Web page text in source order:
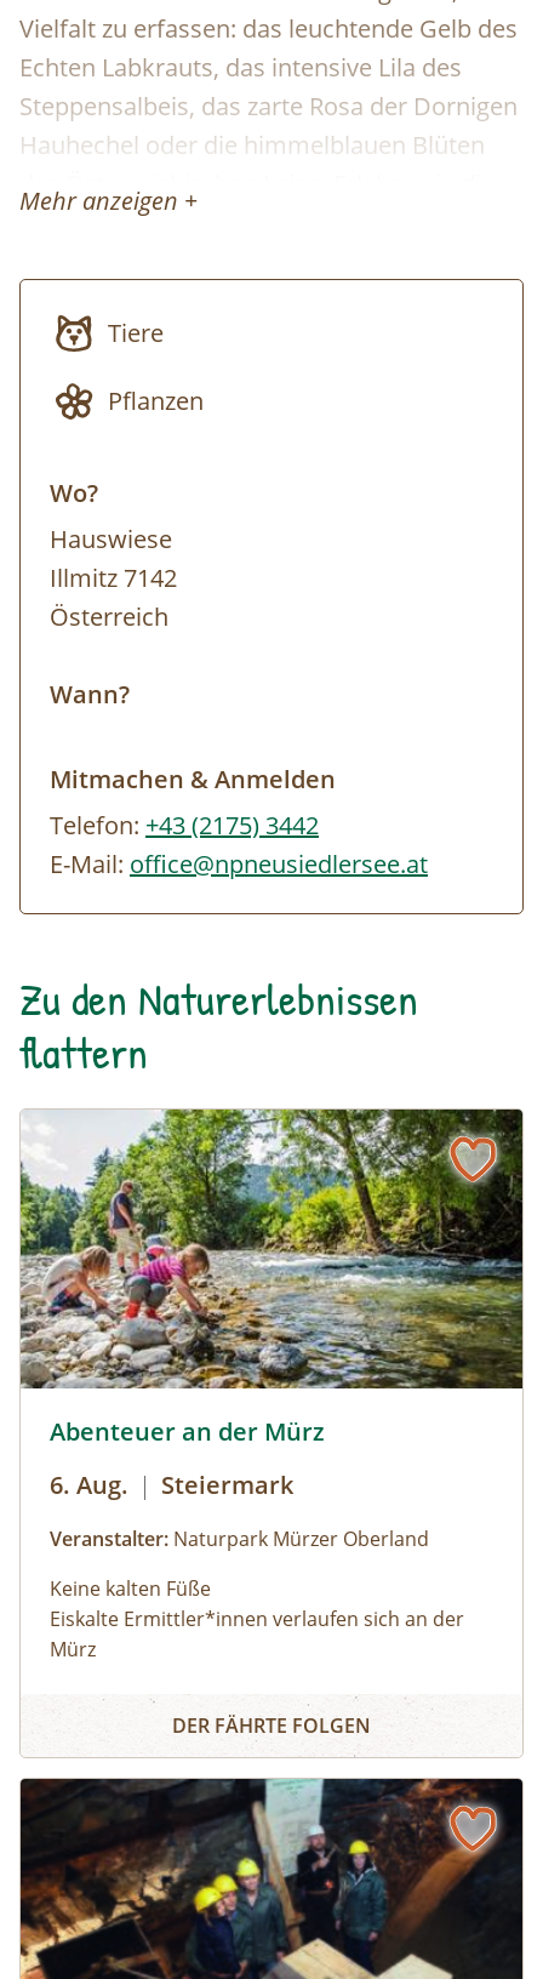
Vielfalt zu erfassen: das leuchtende Gelb des
Echten Labkrauts, das intensive Lila des
Steppensalbeis, das zarte Rosa der Dornigen
Hauhechel oder die himmelblauen Blüten
des Österreichischen Leins. Erlebe, wie die
Steppenlandschaft sich in ein faszinierendes
Treffpunkt der Tour ist beim
Nationalparkzentrum. Von hier aus können
entsprechende Exkursionspunkte mit dem
zwingend erforderlich), die Exkursion findet
grundsätzlich aber zu Fuß statt. Ausrüstung:
Festes Schuhwerk, dem Wetter angepasste
Kleidung (Sonnen-, Regen- und/oder
spätestens 16 Uhr des Vortages. Die Tour
uns das Recht vor, den Inhalt der Tour
Wetterbedingungen anzupassen.
Mehr anzeigen +
Tiere
Pflanzen
Wo?
Hauswiese
Illmitz 7142
Österreich
Wann?
Mitmachen & Anmelden
Telefon: +43 (2175) 3442
E-Mail: office@npneusiedlersee.at
Zu den Naturerlebnissen
flattern
Abenteuer an der Mürz
6. Aug. | Steiermark
Veranstalter: Naturpark Mürzer Oberland
Keine kalten Füße
Eiskalte Ermittler*innen verlaufen sich an der
Mürz
Weitere Termine
: nach Vereinbarung
Wir erleben die Urkraft des Wassers bei einer
erforschen Kleinlebewesen im Bach. Von der
Eintagsfliegenlarve über den Strudelwurm bis
zur Köcherfliegenlarve wird alles unter die Lupe
genommen, was unter Steinen kreucht und
fleucht.
Du erfährst auch, was diese Lebewesen mit der
Abenteuer an der Mürz
DER FÄHRTE FOLGEN